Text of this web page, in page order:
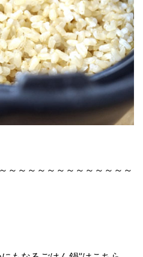
～～～～～～～～～～～～～